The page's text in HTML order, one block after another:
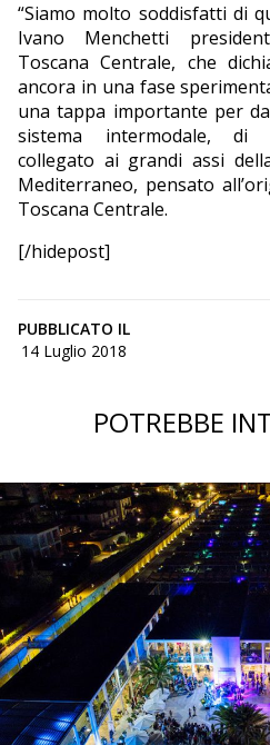
“Siamo molto soddisfatti di
Ivano Menchetti
Toscana Centrale, che
ancora in una fase
una tappa importante per
sistema intermodale, di
collegato ai grandi assi
Mediterraneo, pensato
Toscana Centrale.
[/hidepost]
PUBBLICATO IL
14 Luglio 2018
POTREBBE